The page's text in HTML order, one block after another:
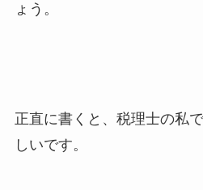
ょう。
正直に書くと、税理士の私
しいです。